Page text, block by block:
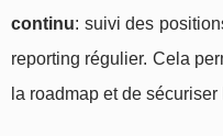
continu: suivi des
reporting régulier. Cela
la roadmap et de